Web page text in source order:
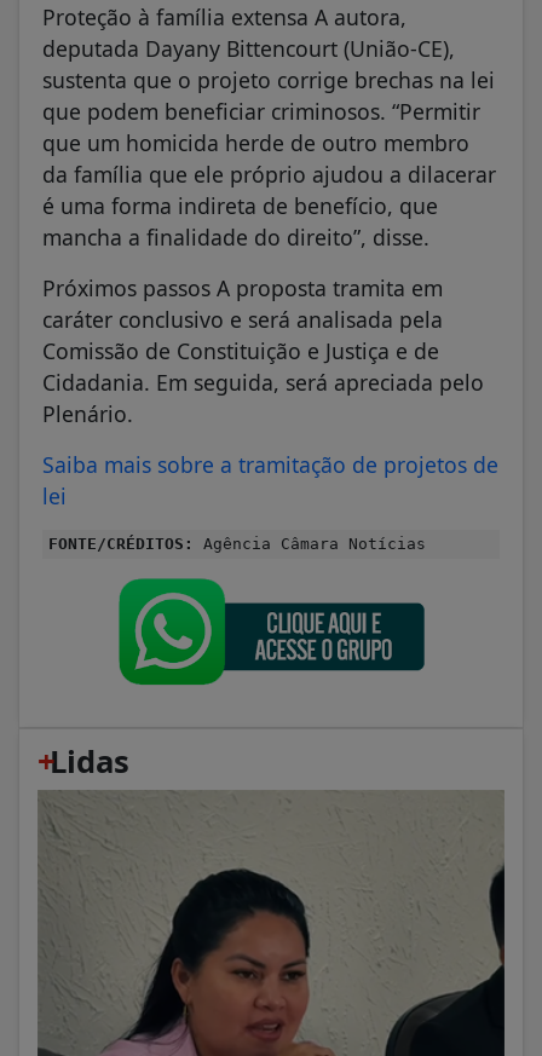
Proteção à família extensa A autora,
deputada Dayany Bittencourt (União-CE),
sustenta que o projeto corrige brechas na lei
que podem beneficiar criminosos. “Permitir
que um homicida herde de outro membro
da família que ele próprio ajudou a dilacerar
é uma forma indireta de benefício, que
mancha a finalidade do direito”, disse.
Próximos passos A proposta tramita em
caráter conclusivo e será analisada pela
Comissão de Constituição e Justiça e de
Cidadania. Em seguida, será apreciada pelo
Plenário.
Saiba mais sobre a tramitação de projetos de
lei
FONTE/CRÉDITOS: Agência Câmara Notícias
+
Lidas